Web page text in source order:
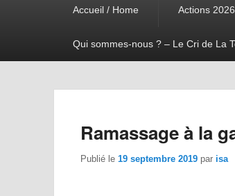
Accueil / Home Actions 2026
Qui sommes-nous ? – Le Cri de La
Ramassage à la
Publié le 19 septembre 2019 par isa